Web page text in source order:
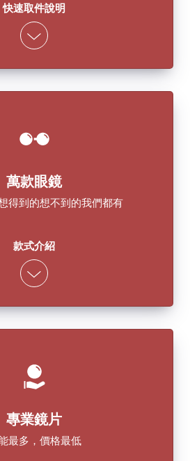
快速取件說明
萬款眼鏡
得到的想不到的我們都有
款式介紹
專業鏡片
最多，價格最低